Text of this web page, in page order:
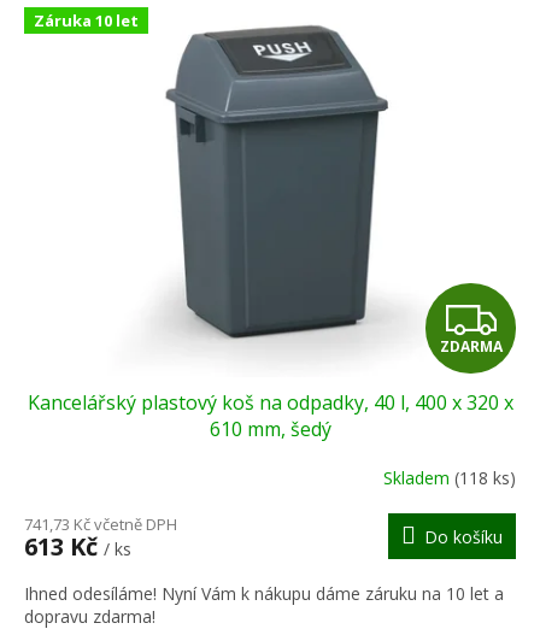
Záruka 10 let
Z
D
A
R
M
A
ZDARMA
Kancelářský plastový koš na odpadky, 40 l, 400 x 320 x
610 mm, šedý
Skladem (118 ks)
741,73 Kč včetně DPH
613 Kč / ks
Do košíku
Ihned odesíláme! Nyní Vám k nákupu dáme záruku na 10 let a
dopravu zdarma!